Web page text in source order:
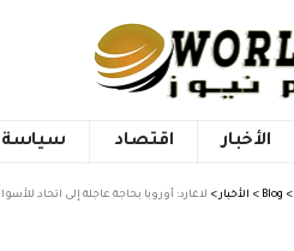
الأخبار اقتصاد سياسة
>
Blog
> الأخبار > لاغارد: أوروبا بحاجة عاجلة إلى اتحاد